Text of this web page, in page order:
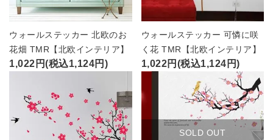
ウォールステッカー 北欧のお
花畑 TMR【北欧インテリア】
1,022円(税込1,124円)
ウォールステッカー 可憐に咲
く花 TMR【北欧インテリア】
1,022円(税込1,124円)
SOLD OUT